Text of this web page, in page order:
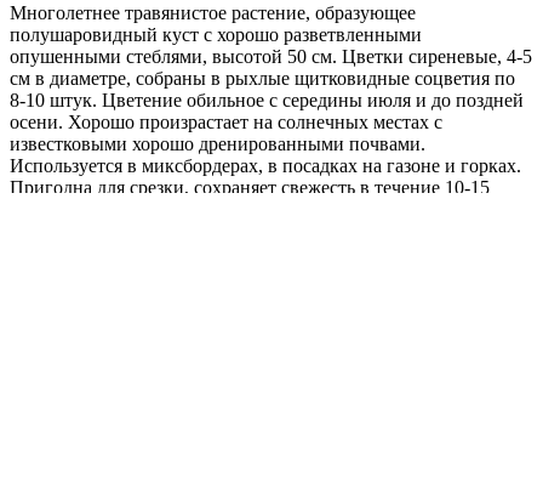
Многолетнее травянистое растение, образующее
полушаровидный куст с хорошо разветвленными
опушенными стеблями, высотой 50 см. Цветки сиреневые, 4-5
см в диаметре, собраны в рыхлые щитковидные соцветия по
8-10 штук. Цветение обильное с середины июля и до поздней
осени. Хорошо произрастает на солнечных местах с
известковыми хорошо дренированными почвами.
Используется в миксбордерах, в посадках на газоне и горках.
Пригодна для срезки, сохраняет свежесть в течение 10-15